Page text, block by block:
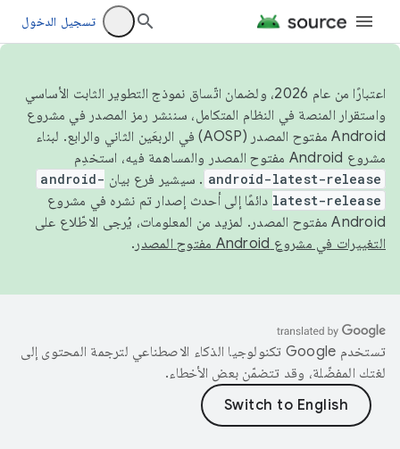
تسجيل الدخول
اعتبارًا من عام 2026، ولضمان اتّساق نموذج التطوير الثابت الأساسي
واستقرار المنصة في النظام المتكامل، سننشر رمز المصدر في مشروع
Android مفتوح المصدر (AOSP) في الربعَين الثاني والرابع. لبناء
مشروع Android مفتوح المصدر والمساهمة فيه، استخدِم
android-latest-release . سيشير فرع بيان android-
latest-release دائمًا إلى أحدث إصدار تم نشره في مشروع
Android مفتوح المصدر. لمزيد من المعلومات، يُرجى الاطّلاع على
التغييرات في مشروع Android مفتوح المصدر
.
تستخدم Google تكنولوجيا الذكاء الاصطناعي لترجمة المحتوى إلى
لغتك المفضّلة، وقد تتضمّن بعض الأخطاء.